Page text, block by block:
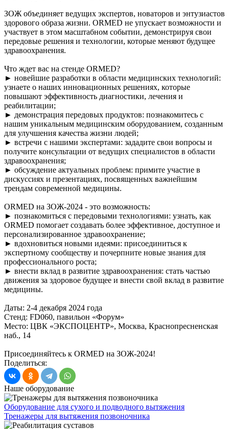
ЗОЖ объединяет ведущих экспертов, новаторов и энтузиастов
здорового образа жизни. ORMED не упускает возможности и
участвует в этом масштабном событии, демонстрируя свои
передовые решения и технологии, которые меняют будущее
здравоохранения.
Что ждет вас на стенде ORMED?
► новейшие разработки в области медицинских технологий:
узнаете о наших инновационных решениях, которые
повышают эффективность диагностики, лечения и
реабилитации;
► демонстрация передовых продуктов: познакомитесь с
нашим уникальным медицинским оборудованием, созданным
для улучшения качества жизни людей;
► встречи с нашими экспертами: зададите свои вопросы и
получите консультации от ведущих специалистов в области
здравоохранения;
► обсуждение актуальных проблем: примите участие в
дискуссиях и презентациях, посвященных важнейшим
трендам современной медицины.
ORMED на ЗОЖ-2024 - это возможность:
► познакомиться с передовыми технологиями: узнать, как
ORMED помогает создавать более эффективное, доступное и
персонализированное здравоохранение;
► вдохновиться новыми идеями: присоединиться к
экспертному сообществу и почерпните новые знания для
профессионального роста;
► внести вклад в развитие здравоохранения: стать частью
движения за здоровое будущее и внести свой вклад в развитие
медицины.
Даты: 2-4 декабря 2024 года
Стенд: FD060, павильон «Форум»
Место: ЦВК «ЭКСПОЦЕНТР», Москва, Краснопресненская
наб., 14
Присоединяйтесь к ORMED на ЗОЖ-2024!
Поделиться:
Наше оборудование
Оборудование для сухого и подводного вытяжения
Тренажеры для вытяжения позвоночника